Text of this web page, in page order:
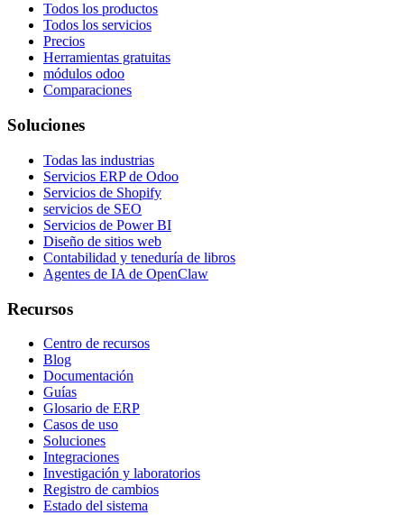
Todos los productos
Todos los servicios
Precios
Herramientas gratuitas
módulos odoo
Comparaciones
Soluciones
Todas las industrias
Servicios ERP de Odoo
Servicios de Shopify
servicios de SEO
Servicios de Power BI
Diseño de sitios web
Contabilidad y teneduría de libros
Agentes de IA de OpenClaw
Recursos
Centro de recursos
Blog
Documentación
Guías
Glosario de ERP
Casos de uso
Soluciones
Integraciones
Investigación y laboratorios
Registro de cambios
Estado del sistema